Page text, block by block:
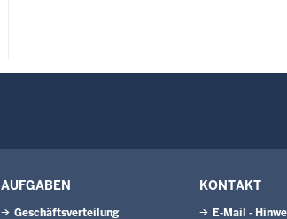
AUFGABEN
Geschäftsverteilung
KONTAKT
E-Mail -